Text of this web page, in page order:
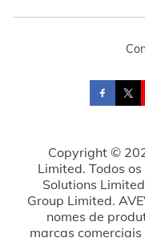
Copyright ©
Limited. Todos
Solutions
Group Limited.
nomes de
marcas